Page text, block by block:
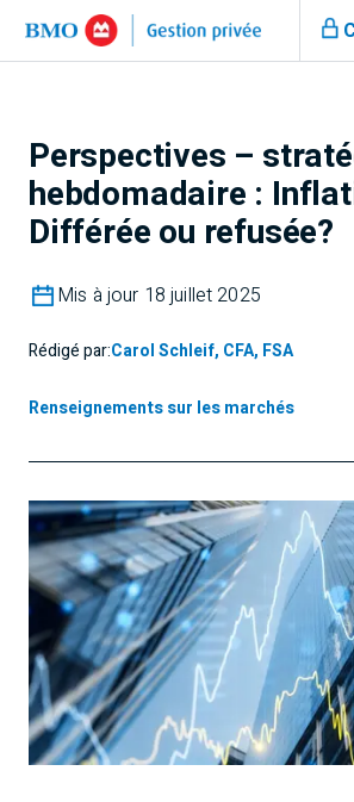
Perspectives –
hebdomadaire :
Différée ou refusée?
Mis à jour 18 juillet 2025
Rédigé par:Carol Schleif, CFA, FSA
Renseignements sur les marchés